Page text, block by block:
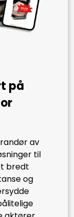
på
av
til
bredt
og